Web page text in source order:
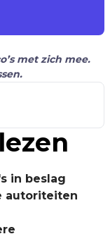
met zich mee.
in beslag
autoriteiten